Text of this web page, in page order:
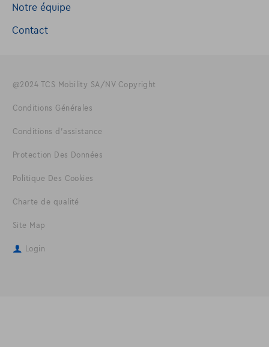
Notre équipe
Contact
@2024 TCS Mobility SA/NV Copyright
Conditions Générales
Conditions d'assistance
Protection Des Données
Politique Des Cookies
Charte de qualité
Site Map
Login